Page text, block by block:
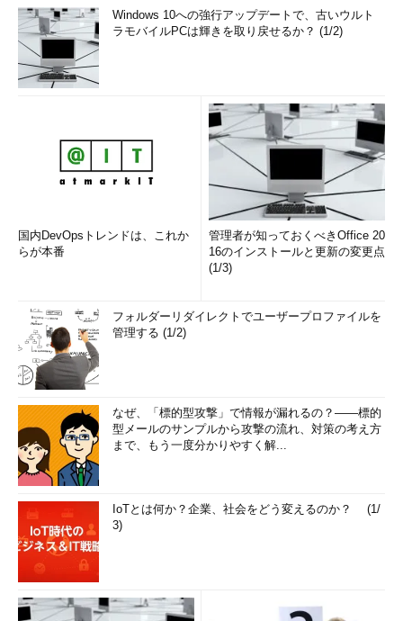
Windows 10への強行アップデートで、古いウルト
ラモバイルPCは輝きを取り戻せるか？ (1/2)
国内DevOpsトレンドは、これか
らが本番
管理者が知っておくべきOffice 20
16のインストールと更新の変更点
(1/3)
フォルダーリダイレクトでユーザープロファイルを
管理する (1/2)
なぜ、「標的型攻撃」で情報が漏れるの？――標的
型メールのサンプルから攻撃の流れ、対策の考え方
まで、もう一度分かりやすく解...
IoTとは何か？企業、社会をどう変えるのか？ (1/
3)